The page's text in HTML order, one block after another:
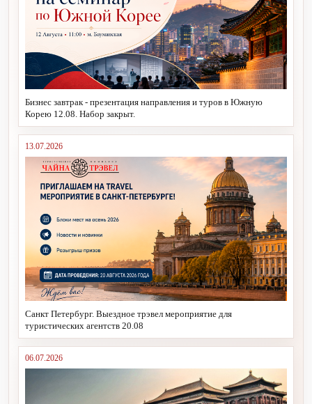
Бизнес завтрак - презентация направления и туров в Южную
Корею 12.08. Набор закрыт.
13.07.2026
Санкт Петербург. Выездное трэвел мероприятие для
туристических агентств 20.08
06.07.2026